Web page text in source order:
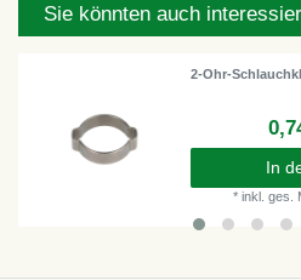
Sie könnten auch
2-Ohr-
In
* inkl. ges.